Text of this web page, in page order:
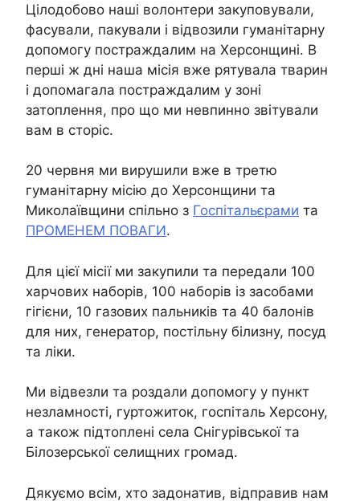
Цілодобово наші волонтери закуповували,
фасували, пакували і відвозили гуманітарну
допомогу постраждалим на Херсонщині. В
перші ж дні наша місія вже рятувала тварин
і допомагала постраждалим у зоні
затоплення, про що ми невпинно звітували
вам в сторіс.
20 червня ми вирушили вже в третю
гуманітарну місію до Херсонщини та
Миколаївщини спільно з Госпітальєрами та
ПРОМЕНЕМ ПОВАГИ.
Для цієї місії ми закупили та передали 100
харчових наборів, 100 наборів із засобами
гігієни, 10 газових пальників та 40 балонів
для них, генератор, постільну білизну, посуд
та ліки.
Ми відвезли та роздали допомогу у пункт
незламності, гуртожиток, госпіталь Херсону,
а також підтоплені села Снігурівської та
Білозерської селищних громад.
Дякуємо всім, хто задонатив, відправив нам